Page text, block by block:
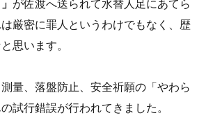
が佐渡へ送られて水替人足にあてら
厳密に罪人というわけでもなく、歴
思います。
量、落盤防止、安全祈願の「やわら
試行錯誤が行われてきました。